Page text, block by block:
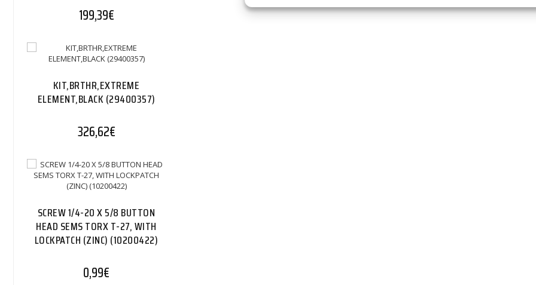
199,39€
KIT,BRTHR,EXTREME
ELEMENT,BLACK (29400357)
326,62€
SCREW 1/4-20 X 5/8 BUTTON
HEAD SEMS TORX T-27, WITH
LOCKPATCH (ZINC) (10200422)
0,99€